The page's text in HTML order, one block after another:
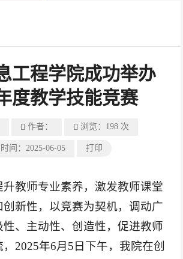
工程学院成功举办
度教学技能竞赛
 作者：  浏览： 198 次
时间：2025-06-05 打印
升教师专业素养，激发教师课堂
新性，以竞赛为契机，调动广
、主动性、创造性，促进教师
2025年6月5日下午，我院在创